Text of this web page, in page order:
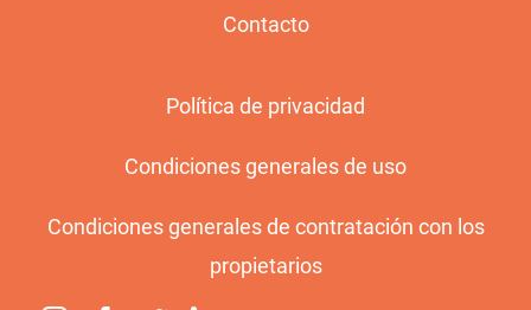
Contacto
Política de privacidad
Condiciones generales de uso
Condiciones generales de contratación con los
propietarios